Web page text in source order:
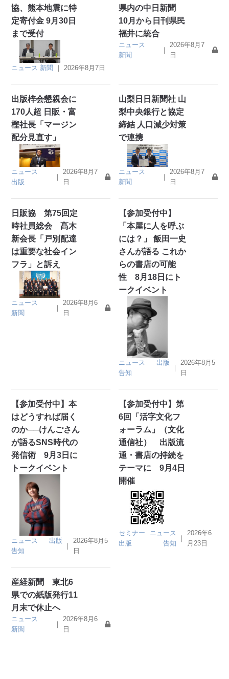
協、熊本地震に特
定寄付金 9月30日
まで受付
ニュース 新聞 ｜ 2026年8月7日
県内の中日新聞
10月から日刊県民
福井に統合
ニュース
新聞
｜
2026年8月7
日
出版梓会懇親会に
170人超 日販・富
樫社長「マージン
配分見直す」
ニュース
出版
｜
2026年8月7
日
山梨日日新聞社 山
梨中央銀行と協定
締結 人口減少対策
で連携
ニュース
新聞
｜
2026年8月7
日
日販協 第75回定
時社員総会 髙木
新会長「戸別配達
は重要な社会イン
フラ」と訴え
ニュース
新聞
｜
2026年8月6
日
【参加受付中】
「本屋に人を呼ぶ
には？」 飯田一史
さんが語る これか
らの書店の可能
性 8月18日にト
ークイベント
ニュース
出版
告知
｜
2026年8月5
日
【参加受付中】本
はどうすれば届く
のか──けんごさん
が語るSNS時代の
発信術 9月3日に
トークイベント
ニュース
出版
告知
｜
2026年8月5
日
【参加受付中】第
6回「活字文化フ
ォーラム」（文化
通信社） 出版流
通・書店の持続を
テーマに 9月4日
開催
セミナー
ニュース
出版
告知
｜
2026年6
月23日
産経新聞 東北6
県での紙版発行11
月末で休止へ
ニュース
新聞
｜
2026年8月6
日